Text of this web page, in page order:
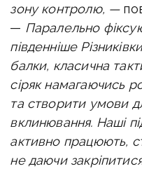
зону контролю, —
— Паралельно
південніше
балки, класична
сіряк намагаючись
та створити умови
вклинювання. Наші
активно працюють,
не даючи